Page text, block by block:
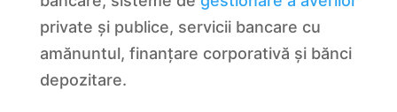
private și publice, servicii bancare cu
amănuntul, finanțare corporativă și bănci
depozitare.